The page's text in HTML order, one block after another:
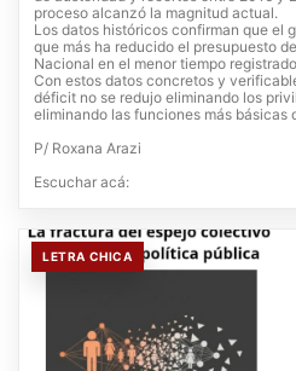
proceso alcanzó la magnitud actual.
Los datos históricos confirman que el
que más ha reducido el presupuesto
Nacional en el menor tiempo
Con estos datos concretos y
déficit no se redujo eliminando los
eliminando las funciones más básicas
P/ Roxana Arazi
Escuchar acá:
LETRA CHICA